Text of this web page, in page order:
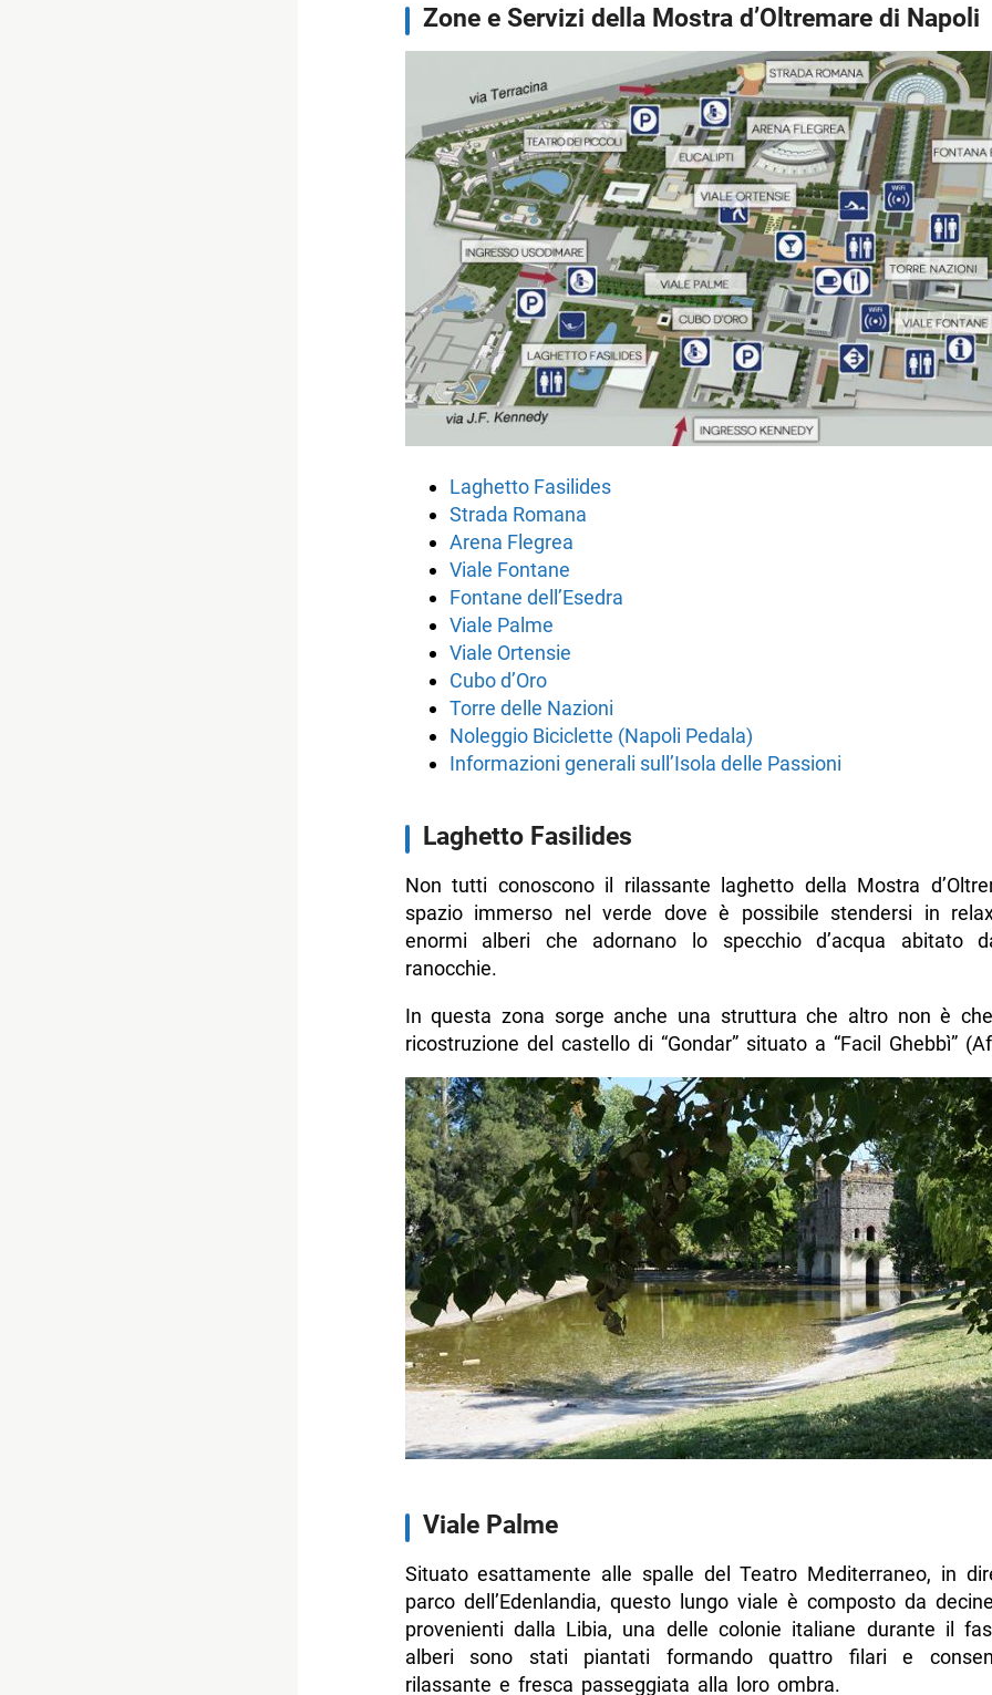
Zone e Servizi della Mostra d’Oltremare di Napoli
Laghetto Fasilides
Strada Romana
Arena Flegrea
Viale Fontane
Fontane dell’Esedra
Viale Palme
Viale Ortensie
Cubo d’Oro
Torre delle Nazioni
Noleggio Biciclette (Napoli Pedala)
Informazioni generali sull’Isola delle Passioni
Laghetto Fasilides
Non tutti conoscono il rilassante laghetto della Mostra
spazio immerso nel verde dove è possibile stendersi in
enormi alberi che adornano lo specchio d’acqua abitato
ranocchie.
In questa zona sorge anche una struttura che altro non è
ricostruzione del castello di “Gondar” situato a “Facil Ghebbì”
Viale Palme
Situato esattamente alle spalle del Teatro Mediterraneo, in
parco dell’Edenlandia, questo lungo viale è composto da
provenienti dalla Libia, una delle colonie italiane durante il
alberi sono stati piantati formando quattro filari e
rilassante e fresca passeggiata alla loro ombra.